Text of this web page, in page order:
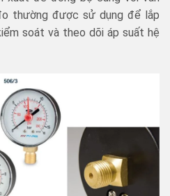
thường được sử dụng để lắp
soát và theo dõi áp suất hệ